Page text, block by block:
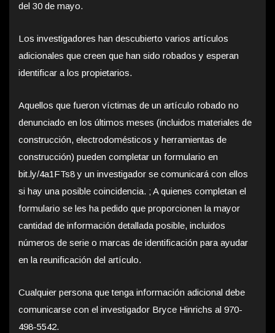
del 30 de mayo.
Los investigadores han descubierto varios artículos
adicionales que creen que han sido robados y esperan
identificar a los propietarios.
Aquellos que fueron víctimas de un artículo robado no
denunciado en los últimos meses (incluidos materiales de
construcción, electrodomésticos y herramientas de
construcción) pueden completar un formulario en
bit.ly/4a1FTs8 y un investigador se comunicará con ellos
si hay una posible coincidencia. ; A quienes completan el
formulario se les ha pedido que proporcionen la mayor
cantidad de información detallada posible, incluidos
números de serie o marcas de identificación para ayudar
en la reunificación del artículo.
Cualquier persona que tenga información adicional debe
comunicarse con el investigador Bryce Hinrichs al 970-
498-5542.